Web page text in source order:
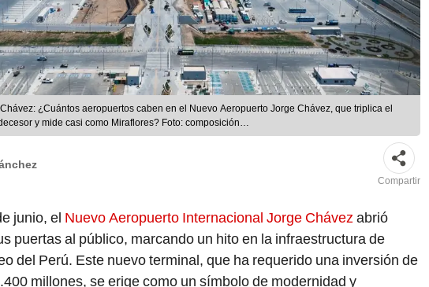
¿Cuántos aeropuertos caben en el Nuevo Aeropuerto Jorge Chávez, que triplica el
y mide casi como Miraflores? Foto: composición
Compartir
junio, el Nuevo Aeropuerto Internacional Jorge Chávezabrió
puertas al público, marcando un hito en la infraestructura de
del Perú. Este nuevo terminal, que ha requerido una inversión de
millones, se erige como un símbolo de modernidad y